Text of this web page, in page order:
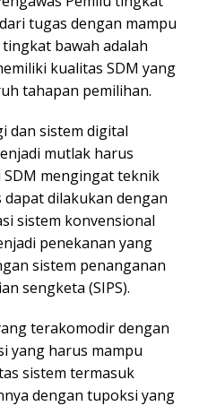
tugas dengan mampu
bawah adalah
kualitas SDM yang
tahapan pemilihan.
dan sistem digital
mutlak harus
mengingat teknik
dilakukan dengan
sistem konvensional
penekanan yang
sistem penanganan
sengketa (SIPS).
terakomodir dengan
yang harus mampu
sistem termasuk
dengan tupoksi yang